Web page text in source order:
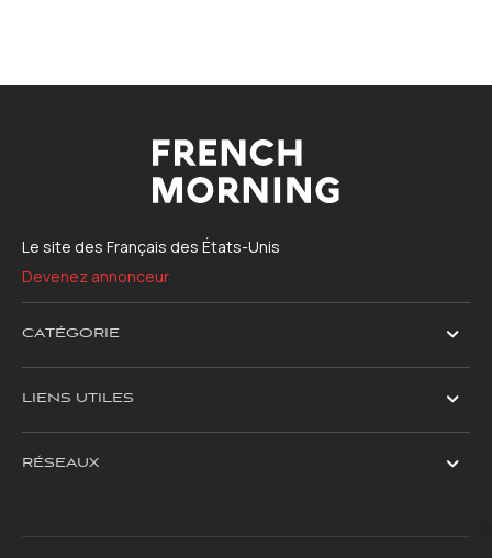
Le site des Français des États-Unis
Devenez annonceur
CATÉGORIE
LIENS UTILES
RÉSEAUX